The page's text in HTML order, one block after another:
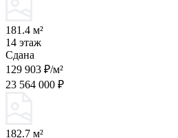
181.4 м²
14 этаж
Сдана
129 903 ₽/м²
23 564 000 ₽
182.7 м²